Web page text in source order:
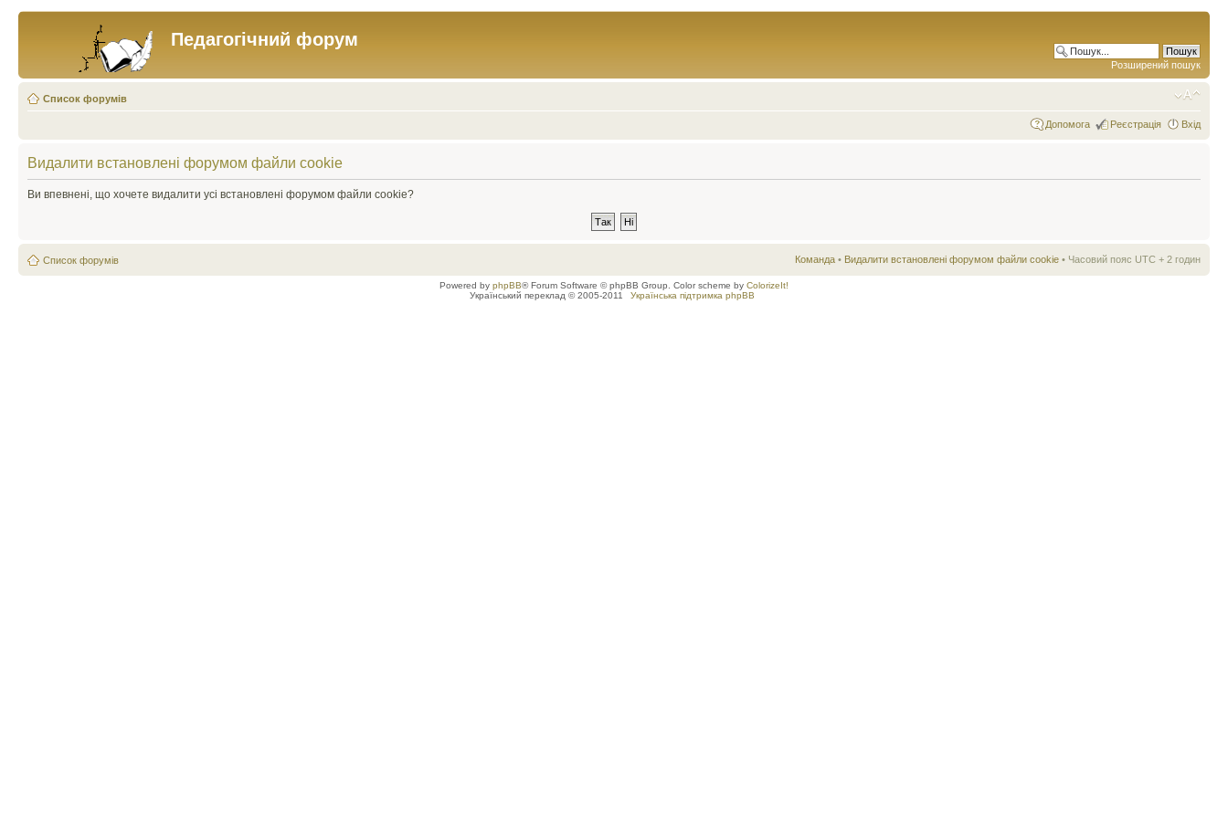
Педагогічний форум
Розширений пошук
Список форумів
Допомога Реєстрація Вхід
Видалити встановлені форумом файли cookie
Ви впевнені, що хочете видалити усі встановлені форумом файли cookie?
Список форумів Команда • Видалити встановлені форумом файли cookie • Часовий пояс UTC + 2 годин
Powered by phpBB® Forum Software © phpBB Group. Color scheme by ColorizeIt!
Український переклад © 2005-2011
Українська підтримка phpBB